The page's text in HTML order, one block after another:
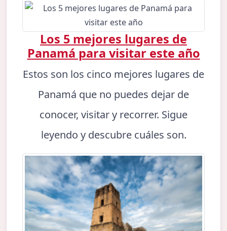
Los 5 mejores lugares de
Panamá para visitar este año
Estos son los cinco mejores lugares de
Panamá que no puedes dejar de
conocer, visitar y recorrer. Sigue
leyendo y descubre cuáles son.